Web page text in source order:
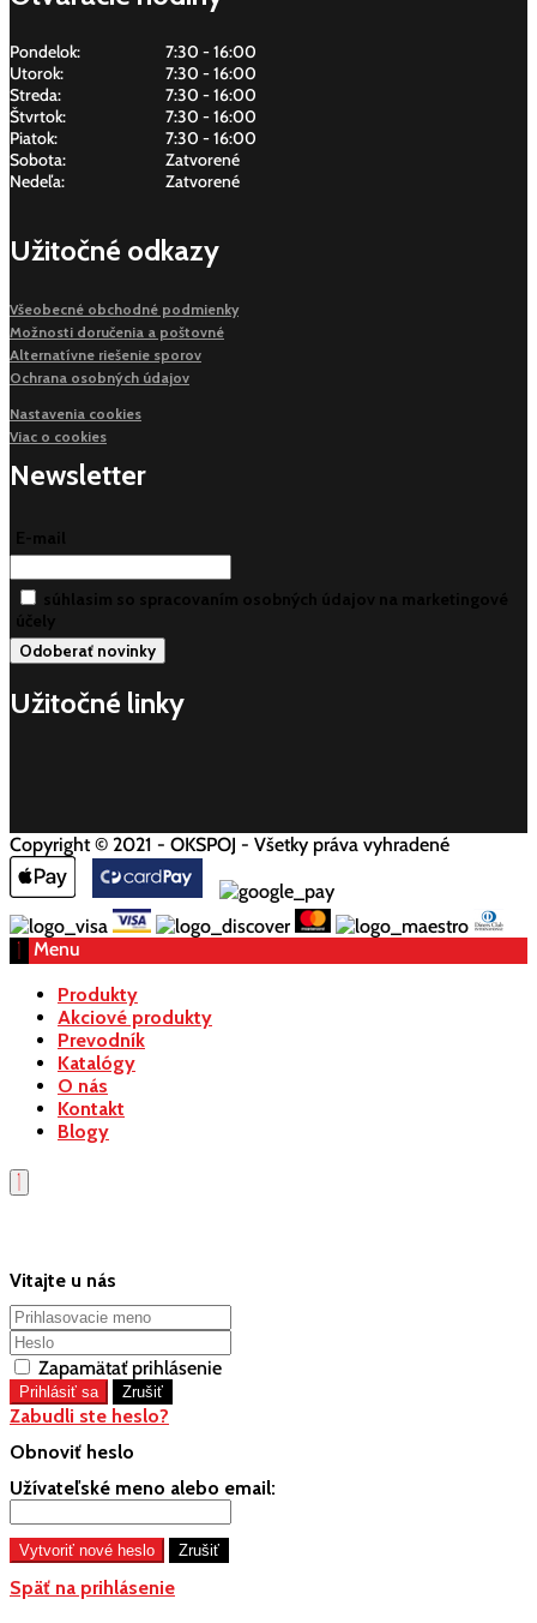
Pondelok:
7:30 - 16:00
Utorok:
7:30 - 16:00
Streda:
7:30 - 16:00
Štvrtok:
7:30 - 16:00
Piatok:
7:30 - 16:00
Sobota:
Zatvorené
Nedeľa:
Zatvorené
Užitočné odkazy
Všeobecné obchodné podmienky
Možnosti doručenia a poštovné
Alternatívne riešenie sporov
Ochrana osobných údajov
Nastavenia cookies
Viac o cookies
Newsletter
E-mail
súhlasim so spracovaním osobných údajov na marketingové
účely
Užitočné linky
Copyright © 2021 - OKSPOJ - Všetky práva vyhradené
Menu
Produkty
Akciové produkty
Prevodník
Katalógy
O nás
Kontakt
Blogy
Vitajte u nás
Zapamätať prihlásenie
Zabudli ste heslo?
Obnoviť heslo
Užívateľské meno alebo email:
Späť na prihlásenie